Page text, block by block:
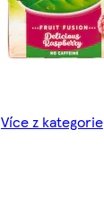
Více z kategorie